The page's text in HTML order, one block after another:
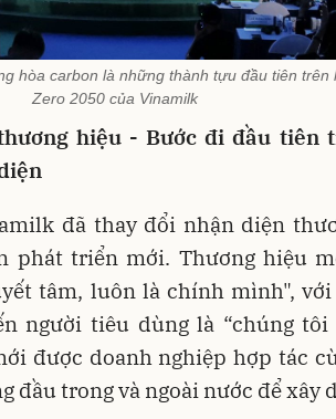
hòa carbon là những thành tựu đầu tiên trên
Zero 2050 của Vinamilk
hiệu - Bước đi đầu tiên
đã thay đổi nhận diện
phát triển mới. Thương hiệu
tâm, luôn là chính mình",
người tiêu dùng là “chúng
được doanh nghiệp hợp tác
đầu trong và ngoài nước để xây